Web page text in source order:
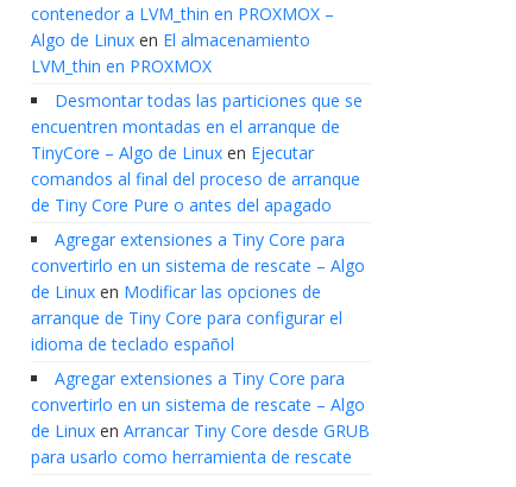
contenedor a LVM_thin en PROXMOX –
Algo de Linux en El almacenamiento
LVM_thin en PROXMOX
Desmontar todas las particiones que se
encuentren montadas en el arranque de
TinyCore – Algo de Linux en Ejecutar
comandos al final del proceso de arranque
de Tiny Core Pure o antes del apagado
Agregar extensiones a Tiny Core para
convertirlo en un sistema de rescate – Algo
de Linux en Modificar las opciones de
arranque de Tiny Core para configurar el
idioma de teclado español
Agregar extensiones a Tiny Core para
convertirlo en un sistema de rescate – Algo
de Linux en Arrancar Tiny Core desde GRUB
para usarlo como herramienta de rescate